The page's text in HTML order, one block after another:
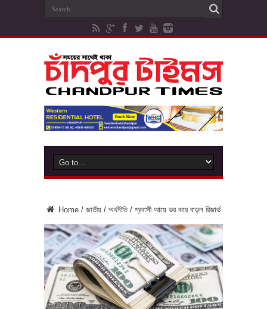
Home / জাতীয় / অর্থনীতি / প্রবাসী আয়ে ভর করে বাড়ল রিজার্ভ